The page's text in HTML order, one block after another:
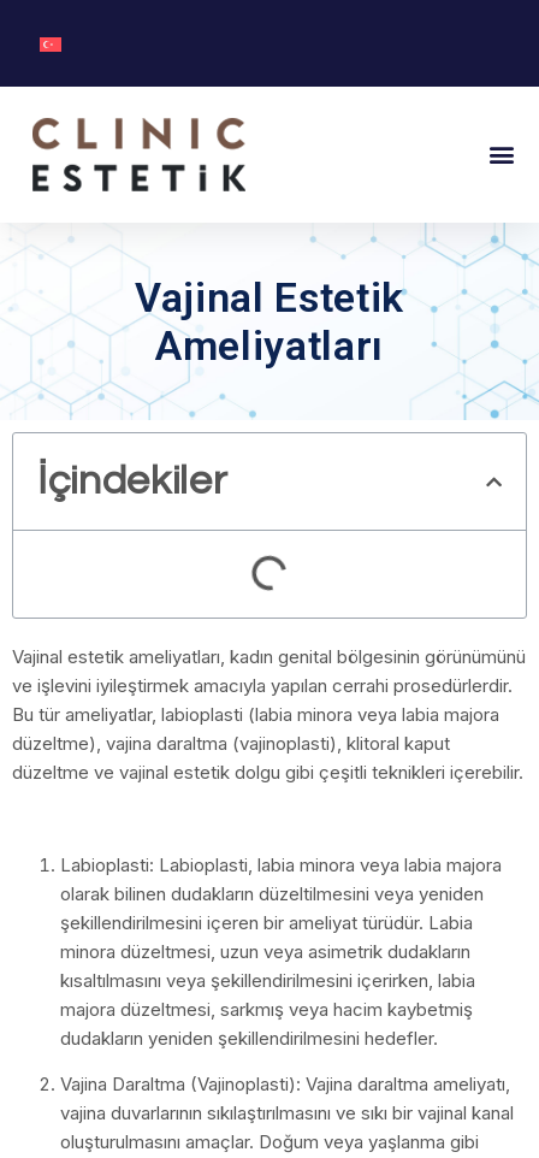
Vajinal Estetik
Ameliyatları
İçindekiler
Vajinal estetik ameliyatları, kadın genital bölgesinin görünümünü
ve işlevini iyileştirmek amacıyla yapılan cerrahi prosedürlerdir.
Bu tür ameliyatlar, labioplasti (labia minora veya labia majora
düzeltme), vajina daraltma (vajinoplasti), klitoral kaput
düzeltme ve vajinal estetik dolgu gibi çeşitli teknikleri içerebilir.
Labioplasti: Labioplasti, labia minora veya labia majora
olarak bilinen dudakların düzeltilmesini veya yeniden
şekillendirilmesini içeren bir ameliyat türüdür. Labia
minora düzeltmesi, uzun veya asimetrik dudakların
kısaltılmasını veya şekillendirilmesini içerirken, labia
majora düzeltmesi, sarkmış veya hacim kaybetmiş
dudakların yeniden şekillendirilmesini hedefler.
Vajina Daraltma (Vajinoplasti): Vajina daraltma ameliyatı,
vajina duvarlarının sıkılaştırılmasını ve sıkı bir vajinal kanal
oluşturulmasını amaçlar. Doğum veya yaşlanma gibi